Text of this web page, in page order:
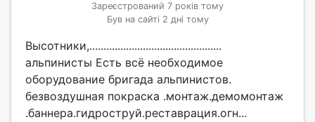
Зареєстрований 7 років тому
Був на сайті 2 дні тому
Высотники,...............................................
альпинисты Есть всё необходимое
оборудование бригада альпинистов.
безвоздушная покраска .монтаж.демомонтаж
.баннера.гидроструй.реставрация.огн...